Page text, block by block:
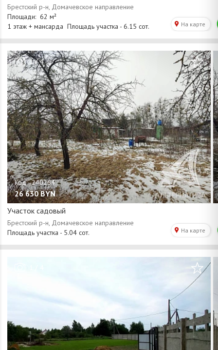
1/4
26 630 BYN
Участок садовый